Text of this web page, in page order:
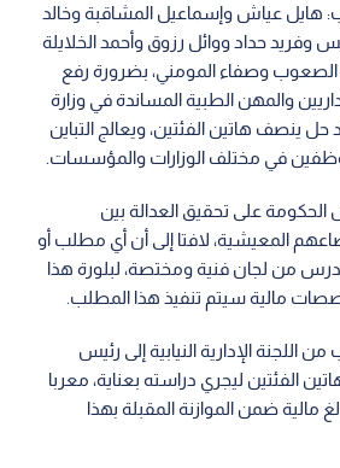
هايل عياش وإسماعيل المشاقبة وخالد
وفريد حداد ووائل رزوق وأحمد الخلايلة
وصفاء المومني، بضرورة رفع
والمهن الطبية المساندة في وزارة
حل ينصف هاتين الفئتين، ويعالج التباين
في مختلف الوزارات والمؤسسات.
الحكومة على تحقيق العدالة بين
المعيشية، لافتا إلى أن أي مطلب أو
يدرس من لجان فنية ومختصة، لبلورة هذا
مالية سيتم تنفيذ هذا المطلب.
اللجنة الإدارية النيابية إلى رئيس
الفئتين ليجري دراسته بعناية، معربا
مالية ضمن الموازنة المقبلة بهذا